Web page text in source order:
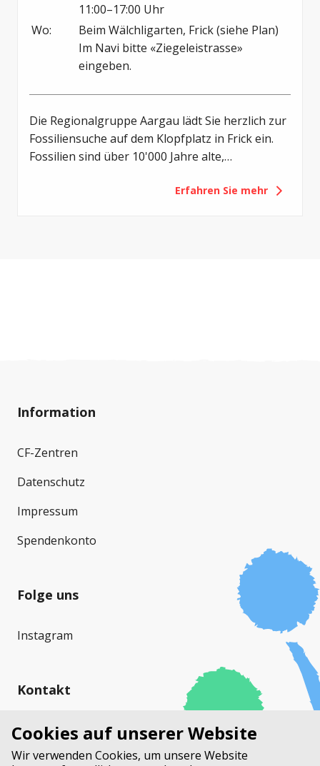
11:00–17:00 Uhr
Wo:
Beim Wälchligarten, Frick (siehe Plan)
Im Navi bitte «Ziegeleistrasse»
eingeben.
Die Regionalgruppe Aargau lädt Sie herzlich zur
Fossiliensuche auf dem Klopfplatz in Frick ein.
Fossilien sind über 10'000 Jahre alte,
Lebewesen aus vergangenen Erdzeitaltern.
Erfahren Sie mehr
Information
CF-Zentren
Datenschutz
Impressum
Spendenkonto
Folge uns
Instagram
Kontakt
Cystische Fibrose Schweiz (CFS)
Stauffacherstrasse 17a
Postfach
Cookies auf unserer Website
Wir verwenden Cookies, um unsere Website